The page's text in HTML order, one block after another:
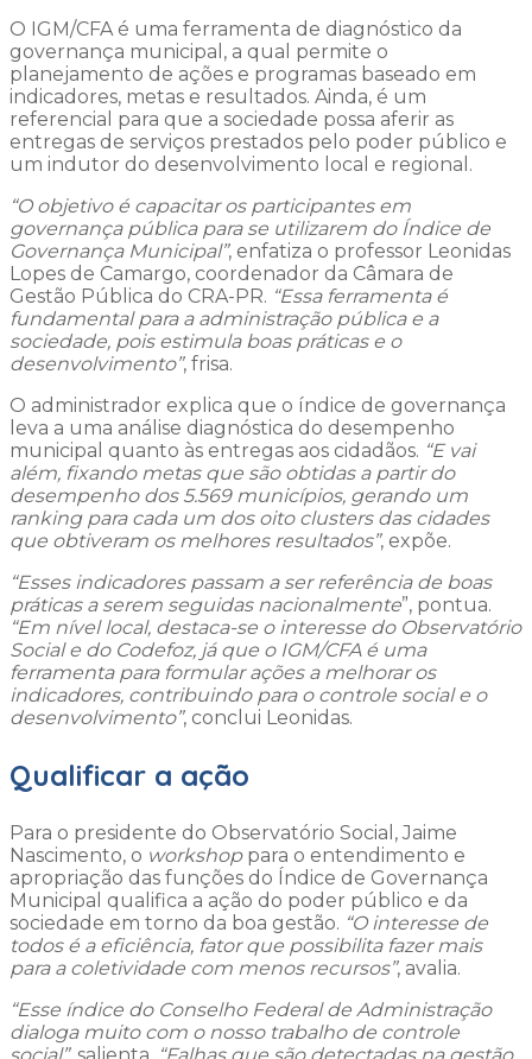
O IGM/CFA é uma ferramenta de diagnóstico da
governança municipal, a qual permite o
planejamento de ações e programas baseado em
indicadores, metas e resultados. Ainda, é um
referencial para que a sociedade possa aferir as
entregas de serviços prestados pelo poder público e
um indutor do desenvolvimento local e regional.
“O objetivo é capacitar os participantes em
governança pública para se utilizarem do Índice de
Governança Municipal”, enfatiza o professor Leonidas
Lopes de Camargo, coordenador da Câmara de
Gestão Pública do CRA-PR. “Essa ferramenta é
fundamental para a administração pública e a
sociedade, pois estimula boas práticas e o
desenvolvimento”, frisa.
O administrador explica que o índice de governança
leva a uma análise diagnóstica do desempenho
municipal quanto às entregas aos cidadãos. “E vai
além, fixando metas que são obtidas a partir do
desempenho dos 5.569 municípios, gerando um
ranking para cada um dos oito clusters das cidades
que obtiveram os melhores resultados”, expõe.
“Esses indicadores passam a ser referência de boas
práticas a serem seguidas nacionalmente”, pontua.
“Em nível local, destaca-se o interesse do Observatório
Social e do Codefoz, já que o IGM/CFA é uma
ferramenta para formular ações a melhorar os
indicadores, contribuindo para o controle social e o
desenvolvimento”, conclui Leonidas.
Qualificar a ação
Para o presidente do Observatório Social, Jaime
Nascimento, o workshoppara o entendimento e
apropriação das funções do Índice de Governança
Municipal qualifica a ação do poder público e da
sociedade em torno da boa gestão. “O interesse de
todos é a eficiência, fator que possibilita fazer mais
para a coletividade com menos recursos”, avalia.
“Esse índice do Conselho Federal de Administração
dialoga muito com o nosso trabalho de controle